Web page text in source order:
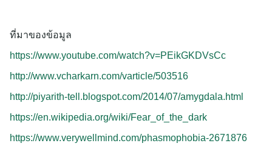
ที่มาของข้อมูล
https://www.youtube.com/watch?v=PEikGKDVsCc
http://www.vcharkarn.com/varticle/503516
http://piyarith-tell.blogspot.com/2014/07/amygdala.html
https://en.wikipedia.org/wiki/Fear_of_the_dark
https://www.verywellmind.com/phasmophobia-2671876